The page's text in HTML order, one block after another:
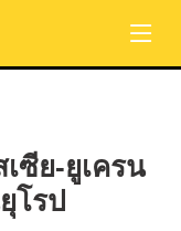
ซีย-ยูเครน
โรป